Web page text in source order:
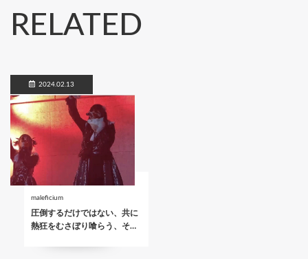
RELATED
2024.02.13
maleficium
圧倒するだけではない、共に
熱狂をむさぼり喰らう、そ…